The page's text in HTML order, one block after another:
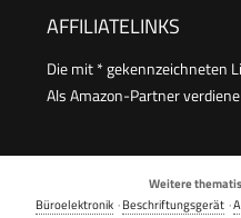
AFFILIATELINKS
Die mit * gekennzeichneten
Als Amazon-Partner
Weitere
Büroelektronik ·Beschriftungsgerät ·